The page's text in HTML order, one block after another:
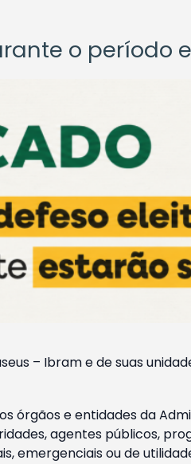
o período
– Ibram e de suas
órgãos e entidades da
agentes públicos,
emergenciais ou de